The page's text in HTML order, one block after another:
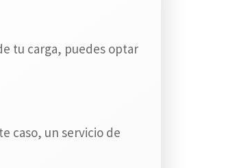
tu carga, puedes optar
caso, un servicio de